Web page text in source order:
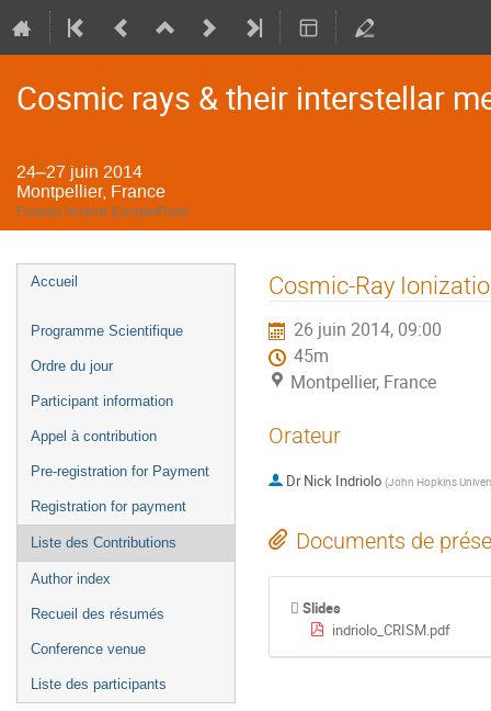
Cosmic rays & their interstellar
24–27 juin 2014
Montpellier, France
Fuseau horaire Europe/Paris
Menu
l'événement
Accueil
Programme Scientifique
Ordre du jour
Participant information
Appel à contribution
Pre-registration for Payment
Registration for payment
Liste des Contributions
Author index
Recueil des résumés
Conference venue
Liste des participants
Cosmic-Ray
26 juin 2014, 09:00
45m
Montpellier, France
Orateur
Dr Nick Indriolo (John Hopkins
Documents de
Slides
indriolo_CRISM.pdf